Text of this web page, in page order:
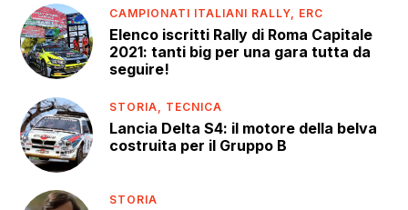
CAMPIONATI ITALIANI RALLY, ERC
Elenco iscritti Rally di Roma Capitale
2021: tanti big per una gara tutta da
seguire!
STORIA, TECNICA
Lancia Delta S4: il motore della belva
costruita per il Gruppo B
STORIA